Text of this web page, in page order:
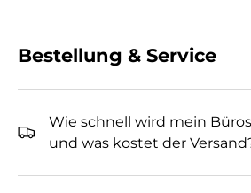
Bestellung & Service
Wie schnell wird mein
und was kostet der